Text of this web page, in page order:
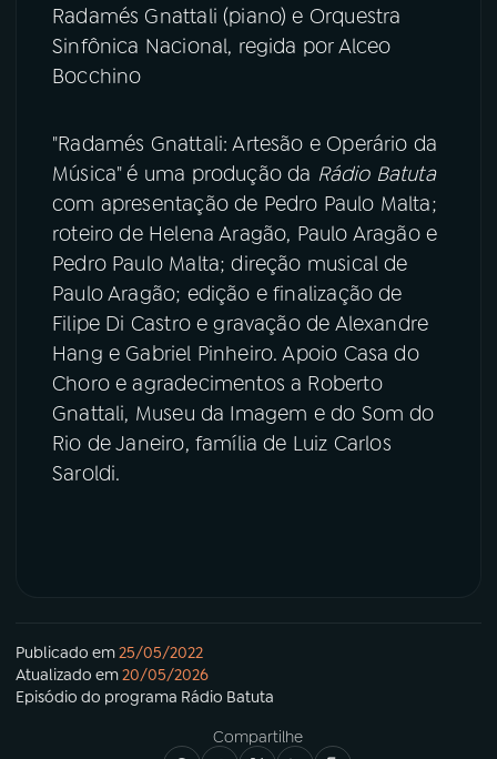
Radamés Gnattali (piano) e Orquestra
Sinfônica Nacional, regida por Alceo
Bocchino
"Radamés Gnattali: Artesão e Operário da
Música" é uma produção da Rádio Batuta
com apresentação de Pedro Paulo Malta;
roteiro de Helena Aragão, Paulo Aragão e
Pedro Paulo Malta; direção musical de
Paulo Aragão; edição e finalização de
Filipe Di Castro e gravação de Alexandre
Hang e Gabriel Pinheiro. Apoio Casa do
Choro e agradecimentos a Roberto
Gnattali, Museu da Imagem e do Som do
Rio de Janeiro, família de Luiz Carlos
Saroldi.
Publicado em25/05/2022
Atualizado em20/05/2026
Episódio do programa Rádio Batuta
Compartilhe